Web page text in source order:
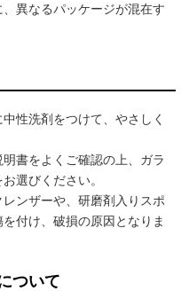
異なるパッケージが混在す
性洗剤をつけて、やさしく
書をよくご確認の上、ガラ
選びください。
ンザーや、研磨剤入りスポ
付け、破損の原因となりま
ついて